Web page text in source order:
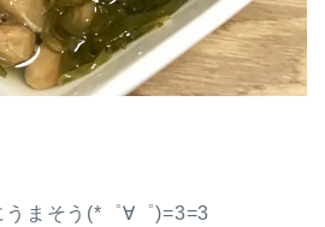
まそう(*゜∀゜)=3=3